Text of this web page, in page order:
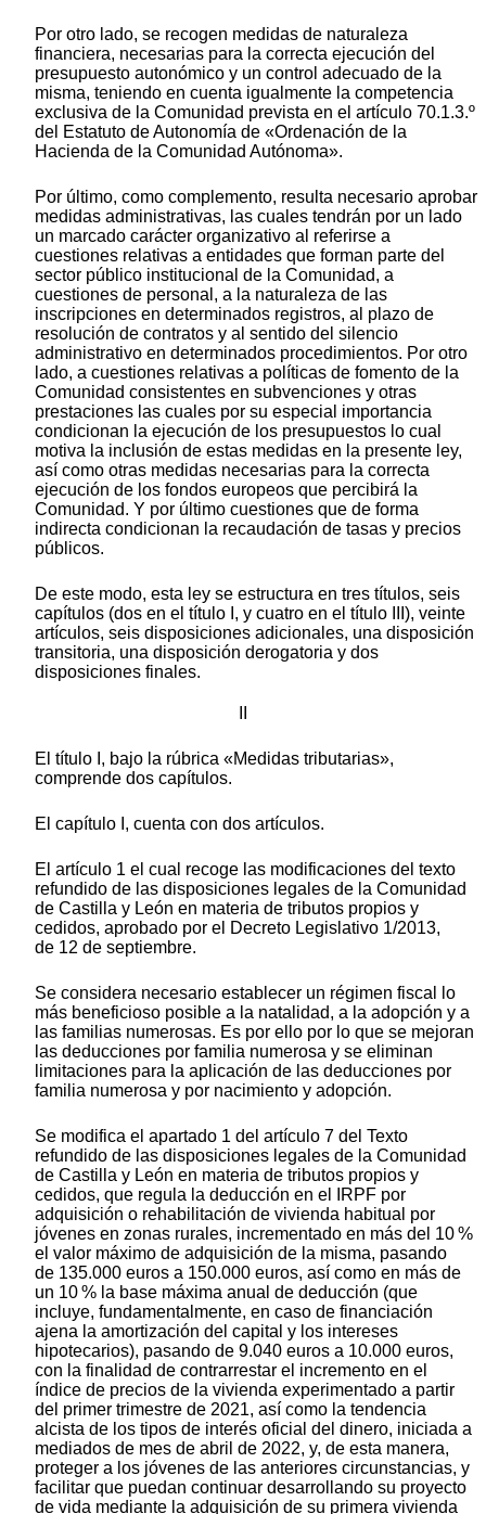
Por otro lado, se recogen medidas de naturaleza
financiera, necesarias para la correcta ejecución del
presupuesto autonómico y un control adecuado de la
misma, teniendo en cuenta igualmente la competencia
exclusiva de la Comunidad prevista en el artículo 70.1.3.º
del Estatuto de Autonomía de «Ordenación de la
Hacienda de la Comunidad Autónoma».
Por último, como complemento, resulta necesario aprobar
medidas administrativas, las cuales tendrán por un lado
un marcado carácter organizativo al referirse a
cuestiones relativas a entidades que forman parte del
sector público institucional de la Comunidad, a
cuestiones de personal, a la naturaleza de las
inscripciones en determinados registros, al plazo de
resolución de contratos y al sentido del silencio
administrativo en determinados procedimientos. Por otro
lado, a cuestiones relativas a políticas de fomento de la
Comunidad consistentes en subvenciones y otras
prestaciones las cuales por su especial importancia
condicionan la ejecución de los presupuestos lo cual
motiva la inclusión de estas medidas en la presente ley,
así como otras medidas necesarias para la correcta
ejecución de los fondos europeos que percibirá la
Comunidad. Y por último cuestiones que de forma
indirecta condicionan la recaudación de tasas y precios
públicos.
De este modo, esta ley se estructura en tres títulos, seis
capítulos (dos en el título I, y cuatro en el título III), veinte
artículos, seis disposiciones adicionales, una disposición
transitoria, una disposición derogatoria y dos
disposiciones finales.
El título I, bajo la rúbrica «Medidas tributarias»,
comprende dos capítulos.
El capítulo I, cuenta con dos artículos.
El artículo 1 el cual recoge las modificaciones del texto
refundido de las disposiciones legales de la Comunidad
de Castilla y León en materia de tributos propios y
cedidos, aprobado por el Decreto Legislativo 1/2013,
de 12 de septiembre.
Se considera necesario establecer un régimen fiscal lo
más beneficioso posible a la natalidad, a la adopción y a
las familias numerosas. Es por ello por lo que se mejoran
las deducciones por familia numerosa y se eliminan
limitaciones para la aplicación de las deducciones por
familia numerosa y por nacimiento y adopción.
Se modifica el apartado 1 del artículo 7 del Texto
refundido de las disposiciones legales de la Comunidad
de Castilla y León en materia de tributos propios y
cedidos, que regula la deducción en el IRPF por
adquisición o rehabilitación de vivienda habitual por
jóvenes en zonas rurales, incrementado en más del 10 %
el valor máximo de adquisición de la misma, pasando
de 135.000 euros a 150.000 euros, así como en más de
un 10 % la base máxima anual de deducción (que
incluye, fundamentalmente, en caso de financiación
ajena la amortización del capital y los intereses
hipotecarios), pasando de 9.040 euros a 10.000 euros,
con la finalidad de contrarrestar el incremento en el
índice de precios de la vivienda experimentado a partir
del primer trimestre de 2021, así como la tendencia
alcista de los tipos de interés oficial del dinero, iniciada a
mediados de mes de abril de 2022, y, de esta manera,
proteger a los jóvenes de las anteriores circunstancias, y
facilitar que puedan continuar desarrollando su proyecto
de vida mediante la adquisición de su primera vivienda